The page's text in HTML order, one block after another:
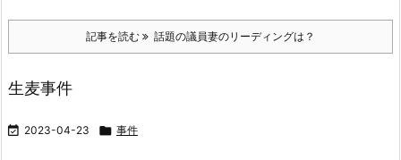
記事を読む 話題の議員妻のリーディングは？
生麦事件
 2023-04-23  事件